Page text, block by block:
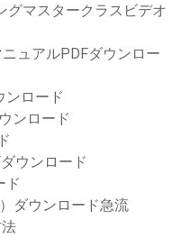
グマスタークラスビデオ
ュアルPDFダウンロー
ンロード
ンロード
ウンロード
ド
ダウンロード急流